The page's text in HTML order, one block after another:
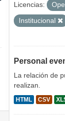
Licencias:
Institucional
Personal
La relación de
realizan.
HTML CSV